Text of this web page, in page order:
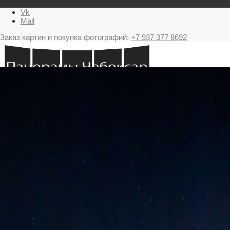
Vk
Mail
Заказ картин и покупка фотографий: +7 937 377 8692
Ночные Чебоксары фотографии и панорамы